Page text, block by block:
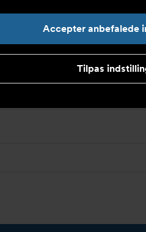
Accepter anbefalede
Tilpas